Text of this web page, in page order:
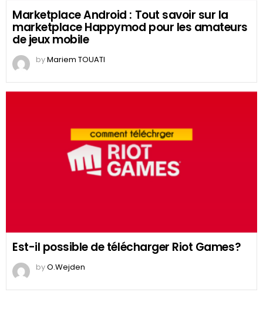
Marketplace Android : Tout savoir sur la
marketplace Happymod pour les amateurs
de jeux mobile
byMariem TOUATI
Est-il possible de télécharger Riot Games?
byO.Wejden